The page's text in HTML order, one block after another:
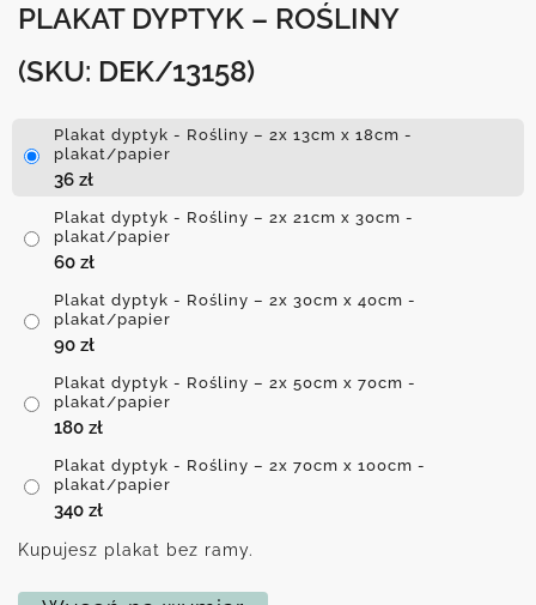
PLAKAT DYPTYK – ROŚLINY
(SKU: DEK/13158)
Plakat dyptyk - Rośliny – 2x 13cm x 18cm -
plakat/papier
36 zł
Plakat dyptyk - Rośliny – 2x 21cm x 30cm -
plakat/papier
60 zł
Plakat dyptyk - Rośliny – 2x 30cm x 40cm -
plakat/papier
90 zł
Plakat dyptyk - Rośliny – 2x 50cm x 70cm -
plakat/papier
180 zł
Plakat dyptyk - Rośliny – 2x 70cm x 100cm -
plakat/papier
340 zł
Kupujesz plakat bez ramy.